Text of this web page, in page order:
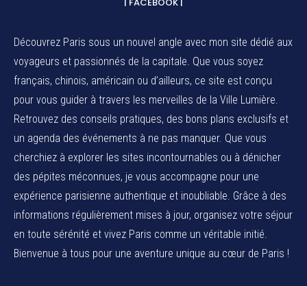
Découvrez Paris sous un nouvel angle avec mon site dédié aux
voyageurs et passionnés de la capitale. Que vous soyez
français, chinois, américain ou d’ailleurs, ce site est conçu
pour vous guider à travers les merveilles de la Ville Lumière.
Retrouvez des conseils pratiques, des bons plans exclusifs et
un agenda des événements à ne pas manquer. Que vous
cherchiez à explorer les sites incontournables ou à dénicher
des pépites méconnues, je vous accompagne pour une
expérience parisienne authentique et inoubliable. Grâce à des
informations régulièrement mises à jour, organisez votre séjour
en toute sérénité et vivez Paris comme un véritable initié.
Bienvenue à tous pour une aventure unique au cœur de Paris !